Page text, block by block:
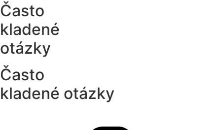
Často
kladené
otázky
Často
kladené otázky